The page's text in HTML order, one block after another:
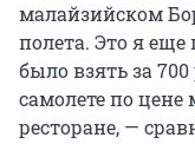
малайзийском
полета. Это я
было взять за
самолете по цене
ресторане, —